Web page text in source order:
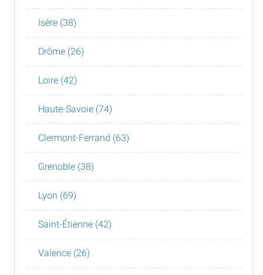
Isère (38)
Drôme (26)
Loire (42)
Haute-Savoie (74)
Clermont-Ferrand (63)
Grenoble (38)
Lyon (69)
Saint-Étienne (42)
Valence (26)